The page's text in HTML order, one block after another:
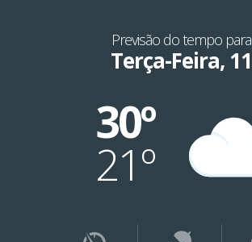
Previsão do tempo para
Terça-Feira, 11
30º
21º